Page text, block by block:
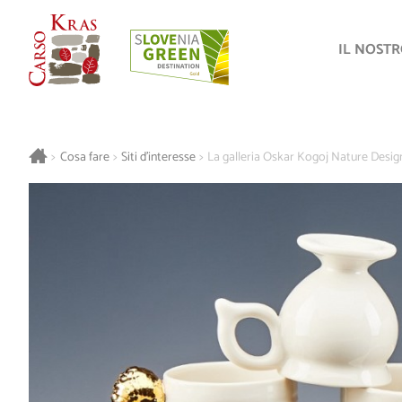
IL
> Cosa fare > Siti d’interesse > La galleria Oskar Kogoj Nature